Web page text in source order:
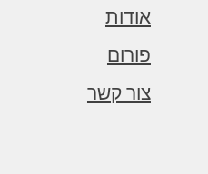
אודות
פורום
צור קשר